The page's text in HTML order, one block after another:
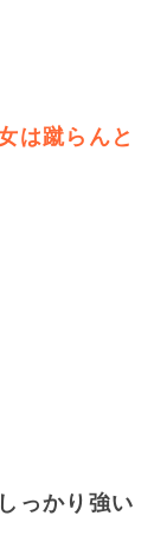
は蹴らんと
っかり強い